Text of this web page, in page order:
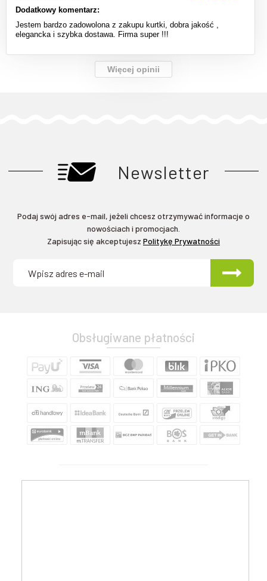
Dodatkowy komentarz:
Jestem bardzo zadowolona z zakupu kurtki, dobra jakość ,
elegancka i szybka dostawa. Firma super !!!
Więcej opinii
Newsletter
Podaj swój adres e-mail, jeżeli chcesz otrzymywać informacje o
nowościach i promocjach.
Zapisując się akceptujesz Politykę Prywatności
Obsługiwane płatności